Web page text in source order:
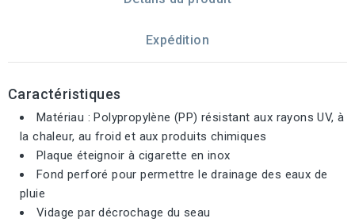
Expédition
Caractéristiques
Matériau : Polypropylène (PP) résistant aux rayons UV, à
la chaleur, au froid et aux produits chimiques
Plaque éteignoir à cigarette en inox
Fond perforé pour permettre le drainage des eaux de
pluie
Vidage par décrochage du seau